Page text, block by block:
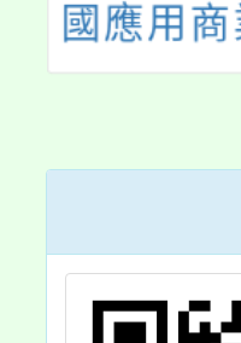
際高中於
理「校
Open
務說明